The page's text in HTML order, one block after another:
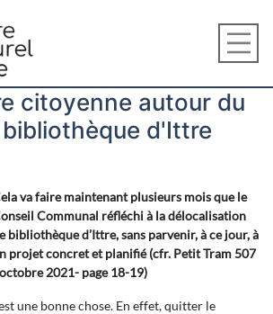
citoyenne autour du
d'Ittre
va faire maintenant plusieurs mois que le
Communal réfléchi à la délocalisation
bibliothèque d’Ittre, sans parvenir, à ce jour, à
projet concret et planifié (cfr. Petit Tram 507
2021- page 18-19)
une bonne chose. En effet, quitter le